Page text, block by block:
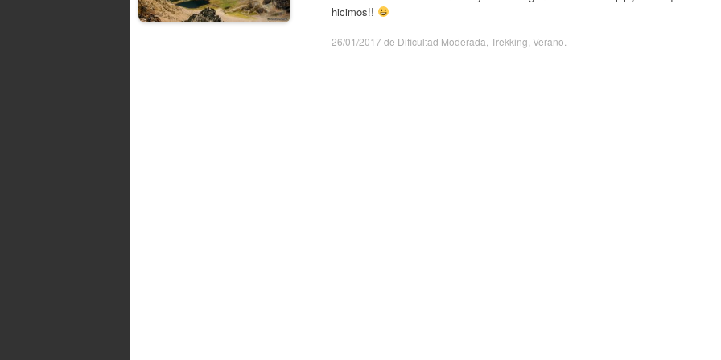
hicimos!!
26/01/2017 de Dificultad Moderada Trekking Verano